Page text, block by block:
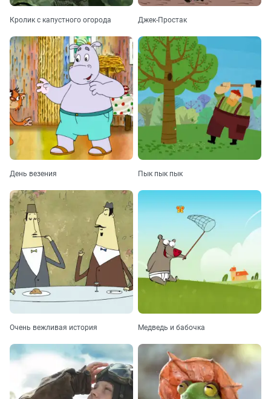
Кролик с капустного огорода Джек-Простак
День везения Пык пык пык
Очень вежливая история Медведь и бабочка